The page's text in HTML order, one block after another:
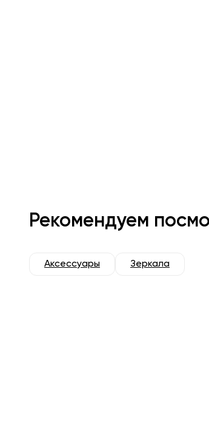
Рекомендуем
Аксессуары Зеркала